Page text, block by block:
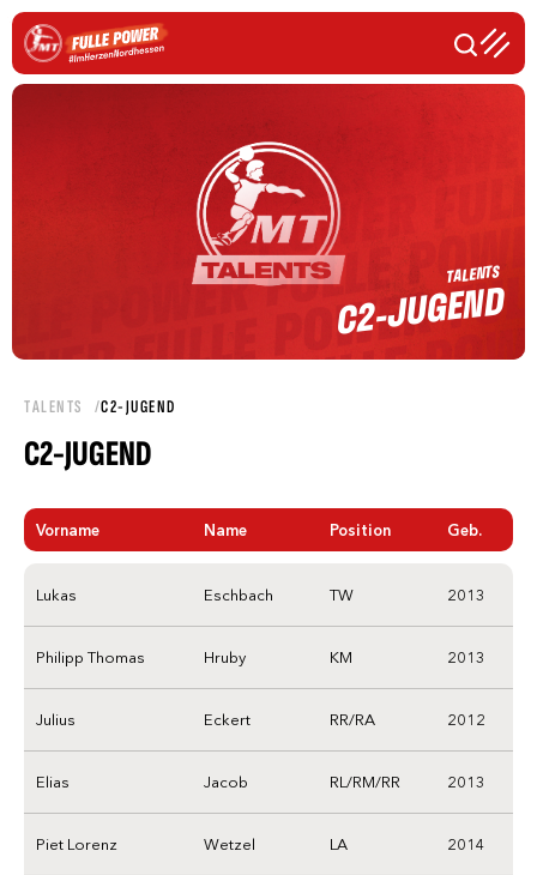
TALENTS
C2-JUGEND
TALENTS C2-JUGEND
C2-JUGEND
Vorname Name Position Geb.
Lukas Eschbach TW 2013
Philipp Thomas Hruby KM 2013
Julius Eckert RR/RA 2012
Elias Jacob RL/RM/RR 2013
Piet Lorenz Wetzel LA 2014